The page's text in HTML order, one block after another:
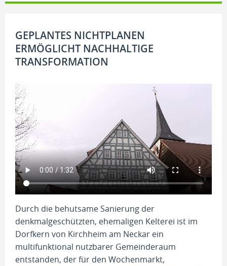
GEPLANTES NICHTPLANEN
ERMÖGLICHT NACHHALTIGE
TRANSFORMATION
Durch die behutsame Sanierung der
denkmalgeschützten, ehemaligen Kelterei ist im
Dorfkern von Kirchheim am Neckar ein
multifunktional nutzbarer Gemeinderaum
entstanden, der für den Wochenmarkt,